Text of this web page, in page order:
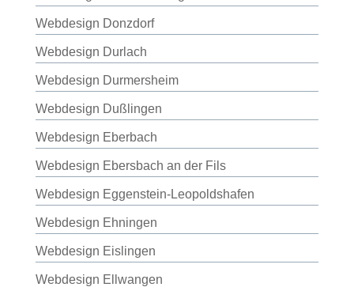
Webdesign Donzdorf
Webdesign Durlach
Webdesign Durmersheim
Webdesign Dußlingen
Webdesign Eberbach
Webdesign Ebersbach an der Fils
Webdesign Eggenstein-Leopoldshafen
Webdesign Ehningen
Webdesign Eislingen
Webdesign Ellwangen